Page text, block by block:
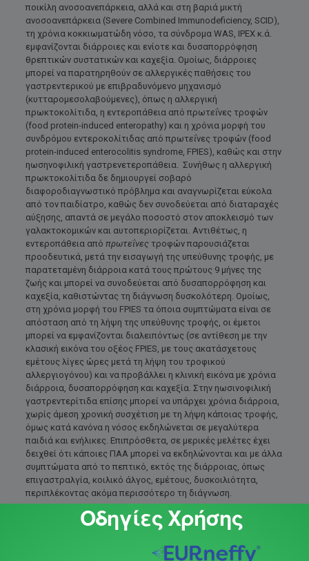
ποικίλη ανοσοανεπάρκεια, αλλά και στη βαριά μικτή
ανοσοανεπάρκεια (Severe Combined Immunodeficiency, SCID),
τη χρόνια κοκκιωματώδη νόσο, τα σύνδρομα WAS, IPEX κ.ά.
εμφανίζονται διάρροιες και ενίοτε και δυσαπορρόφηση
θρεπτικών συστατικών και καχεξία. Ομοίως, διάρροιες
μπορεί να παρατηρηθούν σε αλλεργικές παθήσεις του
γαστρεντερικού με επιβραδυνόμενο μηχανισμό
(κυτταρομεσολαβούμενες), όπως η αλλεργική
πρωκτοκολίτιδα, η εντεροπάθεια από πρωτεΐνες τροφών
(food protein-induced enteropathy) και η χρόνια μορφή του
συνδρόμου εντεροκολίτιδας από πρωτεΐνες τροφών (food
protein-induced enterocolitis syndrome, FPIES), καθώς και στην
ηωσηνοφιλική γαστρενετεροπάθεια. Συνήθως η αλλεργική
πρωκτοκολίτιδα δε δημιουργεί σοβαρό
διαφοροδιαγνωστικό πρόβλημα και αναγνωρίζεται εύκολα
από τον παιδίατρο, καθώς δεν συνοδεύεται από διαταραχές
αύξησης, απαντά σε μεγάλο ποσοστό στον αποκλεισμό των
γαλακτοκομικών και αυτοπεριορίζεται. Αντιθέτως, η
εντεροπάθεια από πρωτεΐνες τροφών παρουσιάζεται
προοδευτικά, μετά την εισαγωγή της υπεύθυνης τροφής, με
παρατεταμένη διάρροια κατά τους πρώτους 9 μήνες της
ζωής και μπορεί να συνοδεύεται από δυσαπορρόφηση και
καχεξία, καθιστώντας τη διάγνωση δυσκολότερη. Ομοίως,
στη χρόνια μορφή του FPIES τα όποια συμπτώματα είναι σε
απόσταση από τη λήψη της υπεύθυνης τροφής, οι έμετοι
μπορεί να εμφανίζονται διαλειπόντως (σε αντίθεση με την
κλασική εικόνα του οξέος FPIES, με τους ακατάσχετους
εμέτους λίγες ώρες μετά τη λήψη του τροφικού
αλλεργιογόνου) και να προβάλλει η κλινική εικόνα με χρόνια
διάρροια, δυσαπορρόφηση και καχεξία. Στην ηωσινοφιλική
γαστρεντερίτιδα επίσης μπορεί να υπάρχει χρόνια διάρροια,
χωρίς άμεση χρονική συσχέτιση με τη λήψη κάποιας τροφής,
όμως κατά κανόνα η νόσος εκδηλώνεται σε μεγαλύτερα
παιδιά και ενήλικες. Επιπρόσθετα, σε μερικές μελέτες έχει
δειχθεί ότι κάποιες ΠΑΑ μπορεί να εκδηλώνονται και με άλλα
συμπτώματα από το πεπτικό, εκτός της διάρροιας, όπως
επιγαστραλγία, κοιλικό άλγος, εμέτους, δυσκοιλιότητα,
περιπλέκοντας ακόμα περισσότερο τη διάγνωση.
Εκτός των ανοσοανεπαρκειών και των αλλεργικών παθήσεων
του γαστρεντερικού, παρόμοιες εκδηλώσεις συναντούμε και
ιδιοπαθή φλεγμονώδη νόσο του εντέρου (ΙΦΝΕ). Η κοιλιοκάκη
Οδηγίες Χρήσης